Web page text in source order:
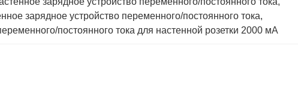
зарядное устройство переменного/постоянного тока,
постоянного тока для настенной розетки 2000 мА